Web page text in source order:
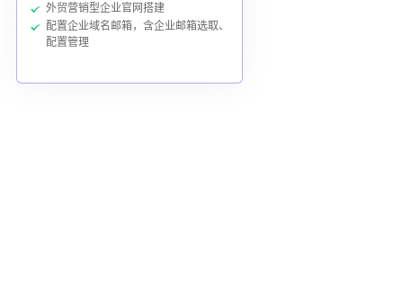
外贸营销型企业官网搭建
配置企业域名邮箱，含企业邮箱选取、
配置管理